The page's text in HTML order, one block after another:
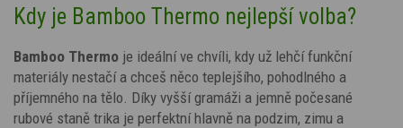
Kdy je Bamboo Thermo nejlepší volba?
Bamboo Thermo je ideální ve chvíli, kdy už lehčí funkční
materiály nestačí a chceš něco teplejšího, pohodlného a
příjemného na tělo. Díky vyšší gramáži a jemně počesané
rubové staně trika je perfektní hlavně na podzim, zimu a